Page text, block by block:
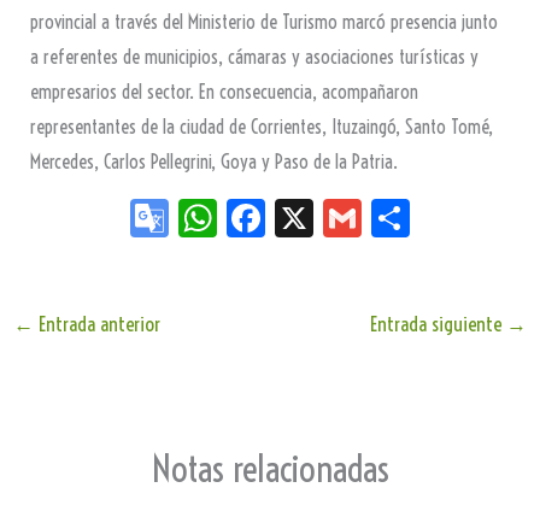
provincial a través del Ministerio de Turismo marcó presencia junto
a referentes de municipios, cámaras y asociaciones turísticas y
empresarios del sector. En consecuencia, acompañaron
representantes de la ciudad de Corrientes, Ituzaingó, Santo Tomé,
Mercedes, Carlos Pellegrini, Goya y Paso de la Patria.
Go
te
W
Fa
X
G
← Entrada anterior Entrada siguiente →
Notas relacionadas